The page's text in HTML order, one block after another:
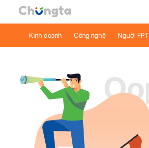
Kinh doanh Công nghệ Người FPT